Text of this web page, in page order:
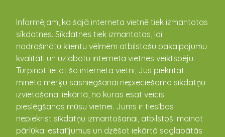
Informējam, ka šajā interneta vietnē tiek izmantotas
sīkdatnes. Sīkdatnes tiek izmantotas, lai
nodrošinātu klientu vēlmēm atbilstošu pakalpojumu
kvalitāti un uzlabotu interneta vietnes veiktspēju.
Turpinot lietot šo interneta vietni, Jūs piekrītat
minēto mērķu sasniegšanai nepieciešamo sīkdatņu
izvietošanai iekārtā, no kuras esat veicis
pieslēgšanos mūsu vietnei. Jums ir tiesības
nepiekrist sīkdatņu izmantošanai, atbilstoši mainot
pārlūka iestatījumus un dzēšot iekārtā saglabātās
kandava.lv
PASĀKUMU
KALENDĀRS